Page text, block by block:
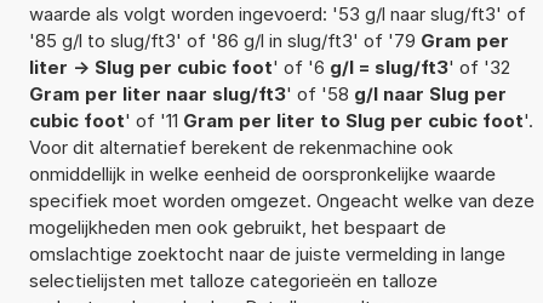
waarde als volgt worden ingevoerd: '53 g/l naar slug/ft3' of
'85 g/l to slug/ft3' of '86 g/l in slug/ft3' of '79 Gram per
liter -> Slug per cubic foot' of '6 g/l = slug/ft3' of '32
Gram per liter naar slug/ft3' of '58 g/l naar Slug per
cubic foot' of '11 Gram per liter to Slug per cubic foot'.
Voor dit alternatief berekent de rekenmachine ook
onmiddellijk in welke eenheid de oorspronkelijke waarde
specifiek moet worden omgezet. Ongeacht welke van deze
mogelijkheden men ook gebruikt, het bespaart de
omslachtige zoektocht naar de juiste vermelding in lange
selectielijsten met talloze categorieën en talloze